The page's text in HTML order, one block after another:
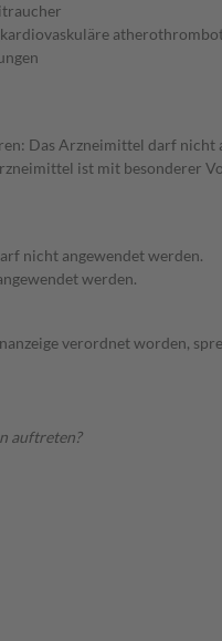
Das Arzneimittel darf nicht
ist mit besonderer
nicht angewendet werden.
werden.
verordnet worden,
auftreten?